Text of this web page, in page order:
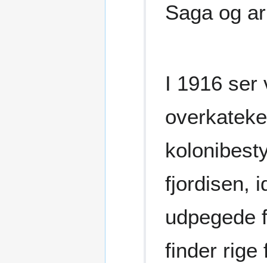
Saga og
I 1916 ser
fjordisen,
udpegede
finder rige